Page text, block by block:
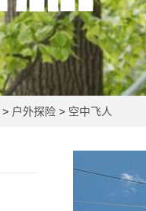
> 户外探险 > 空中飞人